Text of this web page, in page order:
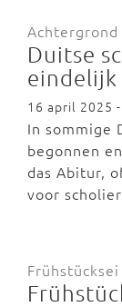
Achtergrond
Duitse
eindelijk
16 april 2025
In sommige
begonnen
das Abitur,
voor
Frühstücksei